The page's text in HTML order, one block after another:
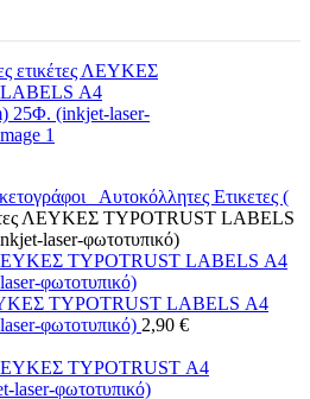
Αυτοκόλλητες Ετικετες (
ΛΕΥΚΕΣ TYPOTRUST LABELS
laser-φωτοτυπικό)
TYPOTRUST LABELS Α4
φωτοτυπικό) 2,90 €